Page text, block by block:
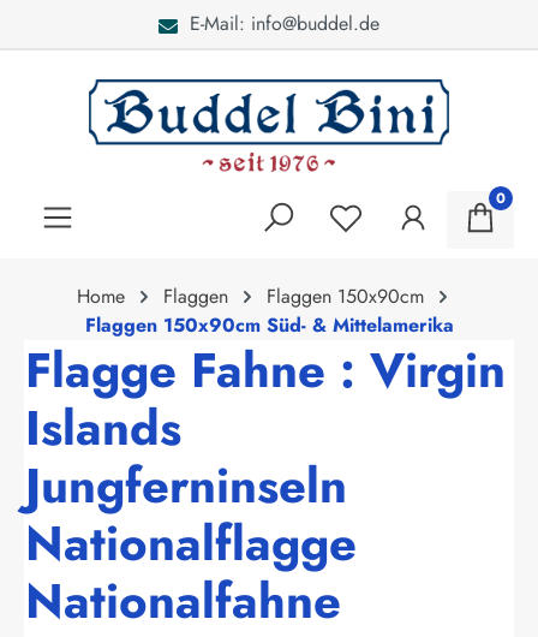
E-Mail: info@buddel.de
0
Home Flaggen
Flaggen 150x90cm
Flaggen 150x90cm Süd- & Mittelamerika
Flagge Fahne : Virgin
Islands
Jungferninseln
Nationalflagge
Nationalfahne